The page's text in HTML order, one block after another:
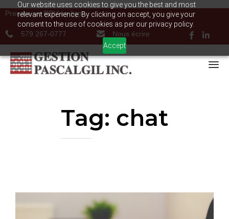
Our website uses cookies to give you the best and most
relevant experience. By clicking on accept, you give your
consent to the use of cookies as per our privacy policy.
Accept
Prendre un RDV en ligne
579 267-0777 Nous écrire
Tag: chat